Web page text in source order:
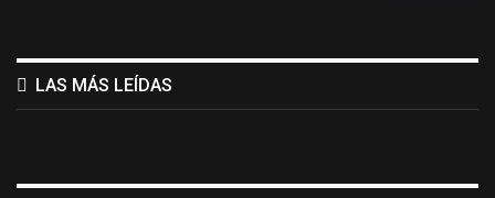
LAS MÁS LEÍDAS